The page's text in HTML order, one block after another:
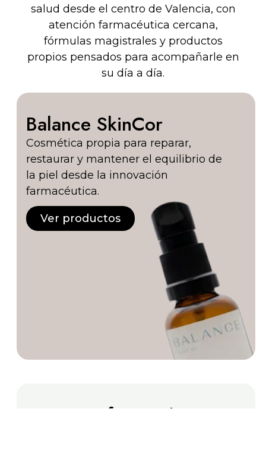
salud desde el centro de Valencia, con
atención farmacéutica cercana,
fórmulas magistrales y productos
propios pensados para acompañarle en
su día a día.
Balance SkinCor
Cosmética propia para reparar,
restaurar y mantener el equilibrio de
la piel desde la innovación
farmacéutica.
Ver productos
Servicios farmacéuticos